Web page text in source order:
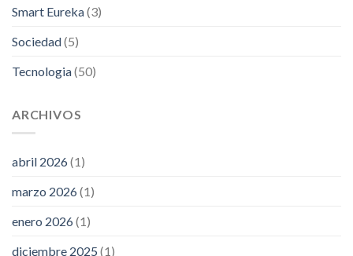
Smart Eureka(3)
Sociedad(5)
Tecnologia(50)
ARCHIVOS
abril 2026(1)
marzo 2026(1)
enero 2026(1)
diciembre 2025 (1)